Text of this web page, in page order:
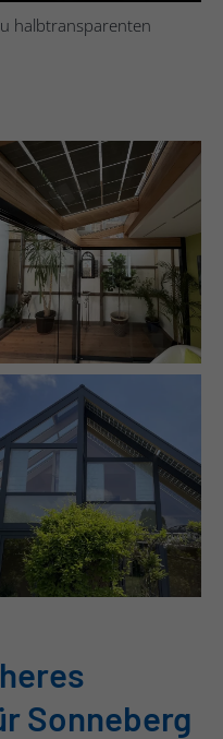
halbtransparenten
Sonneberg